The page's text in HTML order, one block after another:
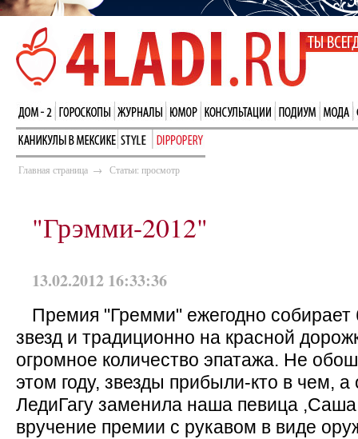
Главная страница → Статьи: просмотр
"Грэмми-2012"
13.02.2012 16:33:36
Премия "Гремми" ежегодно собирает
звезд и традиционно на красной
огромное количество эпатажа. Не
этом году, звезды прибыли-кто в чем,
ЛедиГагу заменила наша певица
вручение премии с рукавом в виде